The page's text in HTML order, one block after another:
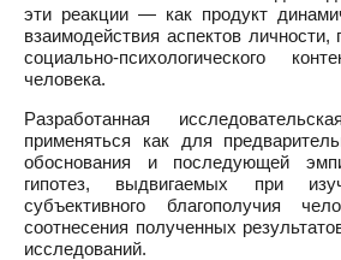
эти реакции — как продукт
взаимодействия аспектов личности,
социально-психологического
человека.
Разработанная
применяться как для
обоснования и последующей
гипотез, выдвигаемых при
субъективного благополучия
соотнесения полученных
исследований.